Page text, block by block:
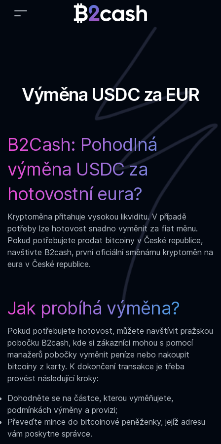
Výměna USDC za EUR
B2Cash: Pohodlná
výměna USDC za
hotovostní eura?
Kryptoměna přitahuje vysokou likviditu. V případě
potřeby lze hotovost snadno vyměnit za fiat měnu.
Pokud potřebujete prodat bitcoiny v České republice,
navštivte B2cash, první oficiální směnárnu kryptoměn na
eura v České republice.
Jak probíhá výměna?
Pokud potřebujete hotovost, můžete navštívit pražskou
pobočku B2cash, kde si zákazníci mohou s pomocí
manažerů pobočky vyměnit peníze nebo nakoupit
bitcoiny z karty. K dokončení transakce je třeba
provést následující kroky:
Dohodněte se na částce, kterou vyměňujete,
podmínkách výměny a provizi;
Převeďte mince do bitcoinové peněženky, jejíž adresu
vám poskytne správce.